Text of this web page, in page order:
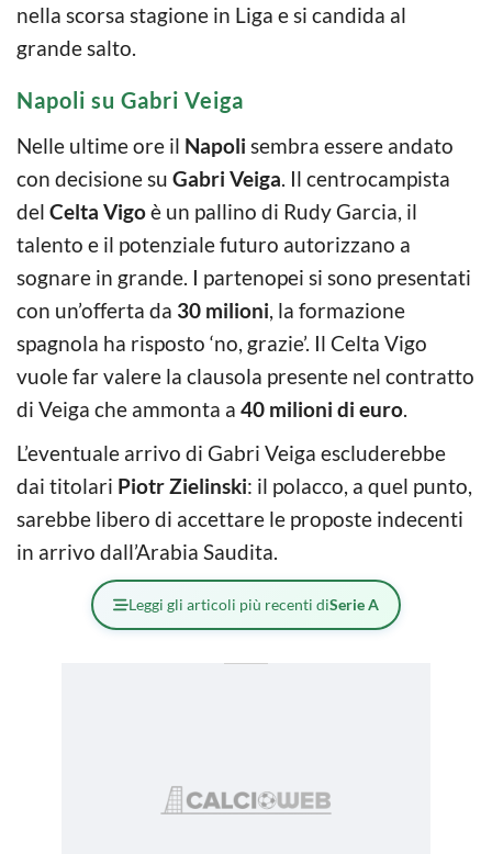
nella scorsa stagione in Liga e si candida al
grande salto.
Napoli su Gabri Veiga
Nelle ultime ore il Napoli sembra essere andato
con decisione su Gabri Veiga. Il centrocampista
del Celta Vigoè un pallino di Rudy Garcia, il
talento e il potenziale futuro autorizzano a
sognare in grande. I partenopei si sono presentati
con un’offerta da 30 milioni, la formazione
spagnola ha risposto ‘no, grazie’. Il Celta Vigo
vuole far valere la clausola presente nel contratto
di Veiga che ammonta a 40 milioni di euro.
L’eventuale arrivo di Gabri Veiga escluderebbe
dai titolari Piotr Zielinski: il polacco, a quel punto,
sarebbe libero di accettare le proposte indecenti
in arrivo dall’Arabia Saudita.
Leggi gli articoli più recenti diSerie A